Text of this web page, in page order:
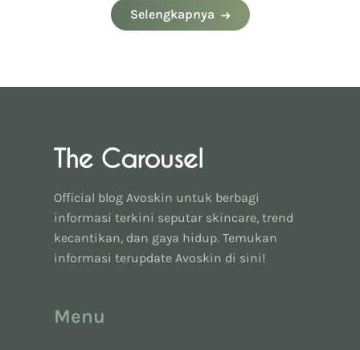
Selengkapnya
Official blog Avoskin untuk berbagi
informasi terkini seputar skincare, trend
kecantikan, dan gaya hidup. Temukan
informasi terupdate Avoskin di sini!
Menu